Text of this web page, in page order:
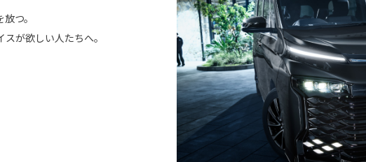
つ。
が欲しい人たちへ。